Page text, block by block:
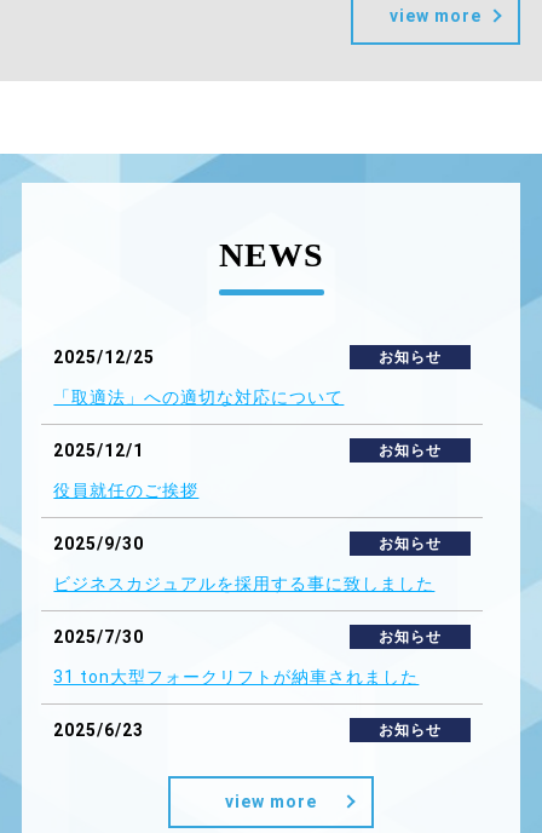
view more
NEWS
view more
2025/12/25 お知らせ
「取適法」への適切な対応について
2025/12/1 お知らせ
役員就任のご挨拶
2025/9/30 お知らせ
ビジネスカジュアルを採用する事に致しました
2025/7/30 お知らせ
31 ton大型フォークリフトが納車されました
2025/6/23 お知らせ